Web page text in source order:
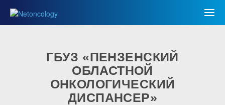
ГБУЗ «ПЕНЗЕНСКИЙ
ОБЛАСТНОЙ
ОНКОЛОГИЧЕСКИЙ
ДИСПАНСЕР»